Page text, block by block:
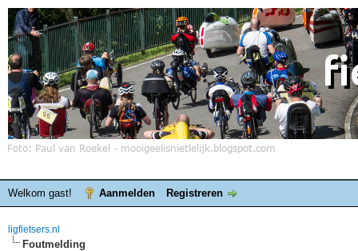
Welkom gast! Aanmelden Registreren
ligfietsers.nl
Foutmelding